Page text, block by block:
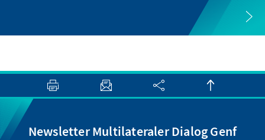
Newsletter Multilateraler Dialog Genf